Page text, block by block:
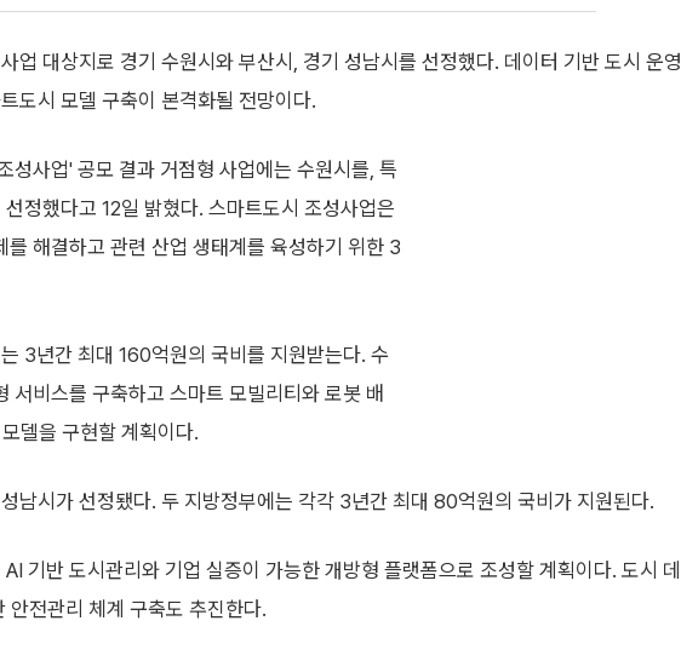
업 대상지로 경기 수원시와 부산시, 경기 성남시를 선정했다. 데이터 기반 도시 운영
도시 모델 구축이 본격화될 전망이다.
사업' 공모 결과 거점형 사업에는 수원시를, 특
정했다고 12일 밝혔다. 스마트도시 조성사업은
해결하고 관련 산업 생태계를 육성하기 위한 3
3년간 최대 160억원의 국비를 지원받는다. 수
서비스를 구축하고 스마트 모빌리티와 로봇 배
델을 구현할 계획이다.
남시가 선정됐다. 두 지방정부에는 각각 3년간 최대 80억원의 국비가 지원된다.
기반 도시관리와 기업 실증이 가능한 개방형 플랫폼으로 조성할 계획이다. 도시 데
안전관리 체계 구축도 추진한다.